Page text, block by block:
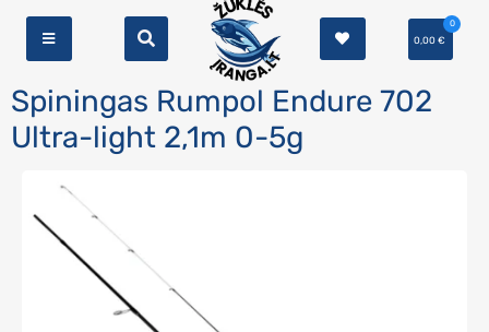
0,00€
0
Spiningas Rumpol Endure 702
Ultra-light 2,1m 0-5g